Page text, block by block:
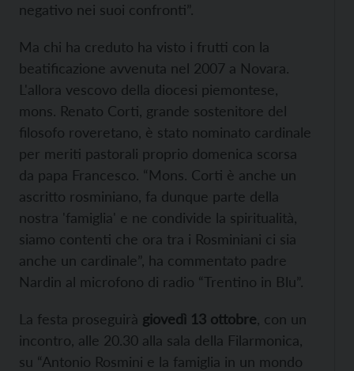
negativo nei suoi confronti”.
Ma chi ha creduto ha visto i frutti con la
beatificazione avvenuta nel 2007 a Novara.
L'allora vescovo della diocesi piemontese,
mons. Renato Corti, grande sostenitore del
filosofo roveretano, è stato nominato cardinale
per meriti pastorali proprio domenica scorsa
da papa Francesco. “Mons. Corti è anche un
ascritto rosminiano, fa dunque parte della
nostra 'famiglia' e ne condivide la spiritualità,
siamo contenti che ora tra i Rosminiani ci sia
anche un cardinale”, ha commentato padre
Nardin al microfono di radio “Trentino in Blu”.
La festa proseguirà giovedì 13 ottobre , con un
incontro, alle 20.30 alla sala della Filarmonica,
su “Antonio Rosmini e la famiglia in un mondo